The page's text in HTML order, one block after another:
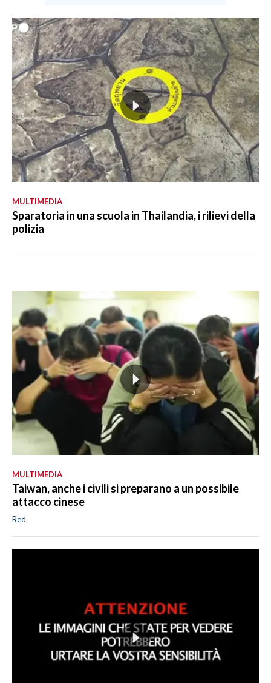
MULTIMEDIA
Sparatoria in una scuola in Thailandia, i rilievi della
polizia
MULTIMEDIA
Taiwan, anche i civili si preparano a un possibile
attacco cinese
Red